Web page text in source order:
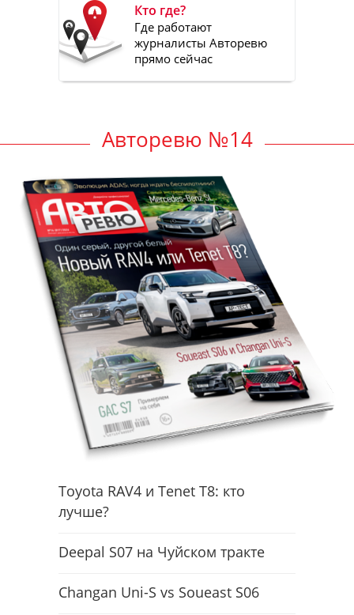
Кто где?
Где работают
журналисты Авторевю
прямо сейчас
Авторевю №14
Toyota RAV4 и Tenet T8: кто
лучше?
Deepal S07 на Чуйском тракте
Changan Uni-S vs Soueast S06